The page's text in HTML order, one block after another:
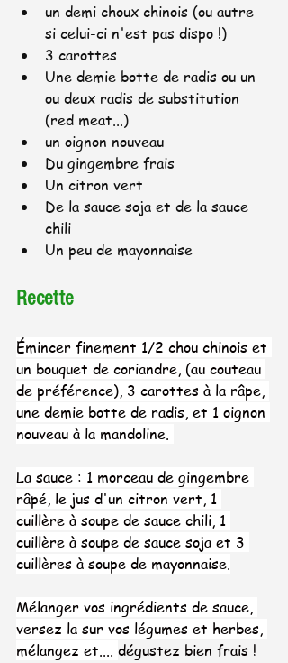
un demi choux chinois (ou autre
si celui-ci n'est pas dispo !)
3 carottes
Une demie botte de radis ou un
ou deux radis de substitution
(red meat...)
un oignon nouveau
Du gingembre frais
Un citron vert
De la sauce soja et de la sauce
chili
Un peu de mayonnaise
Recette
Émincer finement 1/2 chou chinois et
un bouquet de coriandre, (au couteau
de préférence), 3 carottes à la râpe,
une demie botte de radis, et 1 oignon
nouveau à la mandoline.
La sauce : 1 morceau de gingembre
râpé, le jus d'un citron vert, 1
cuillère à soupe de sauce chili, 1
cuillère à soupe de sauce soja et 3
cuillères à soupe de mayonnaise.
Mélanger vos ingrédients de sauce,
versez la sur vos légumes et herbes,
mélangez et.... dégustez bien frais !